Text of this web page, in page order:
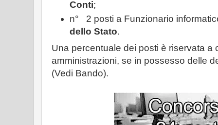
Conti;
n° 2 posti a Funzionario
dello Stato.
Una percentuale dei posti è riservata a
amministrazioni, se in possesso delle
(Vedi Bando).